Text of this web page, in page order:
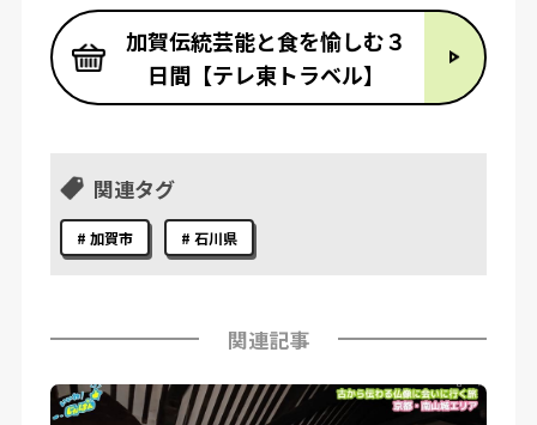
加賀伝統芸能と食を愉しむ３
日間【テレ東トラベル】
関連タグ
加賀市 石川県
関連記事